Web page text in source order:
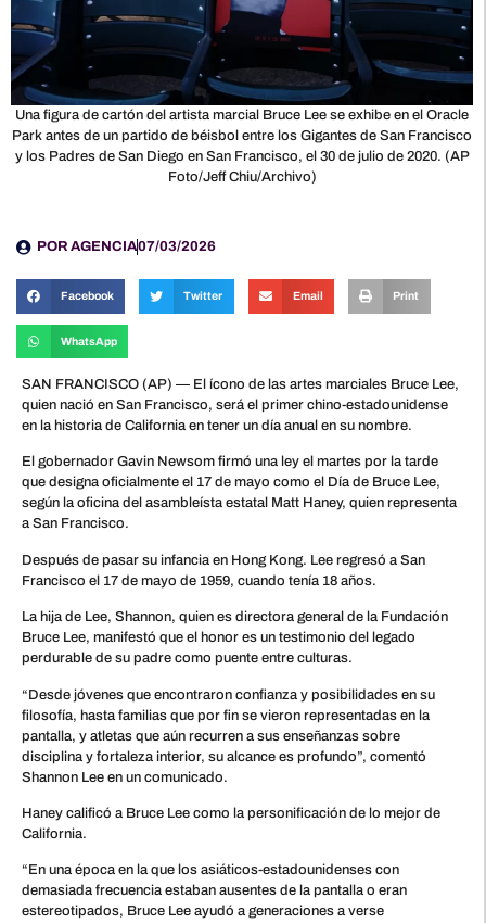
Una figura de cartón del artista marcial Bruce Lee se exhibe en el Oracle
Park antes de un partido de béisbol entre los Gigantes de San Francisco
y los Padres de San Diego en San Francisco, el 30 de julio de 2020. (AP
Foto/Jeff Chiu/Archivo)
POR AGENCIA07/03/2026
Facebook Twitter Email Print
WhatsApp
SAN FRANCISCO (AP) — El ícono de las artes marciales Bruce Lee,
quien nació en San Francisco, será el primer chino-estadounidense
en la historia de California en tener un día anual en su nombre.
El gobernador Gavin Newsom firmó una ley el martes por la tarde
que designa oficialmente el 17 de mayo como el Día de Bruce Lee,
según la oficina del asambleísta estatal Matt Haney, quien representa
a San Francisco.
Después de pasar su infancia en Hong Kong. Lee regresó a San
Francisco el 17 de mayo de 1959, cuando tenía 18 años.
La hija de Lee, Shannon, quien es directora general de la Fundación
Bruce Lee, manifestó que el honor es un testimonio del legado
perdurable de su padre como puente entre culturas.
“Desde jóvenes que encontraron confianza y posibilidades en su
filosofía, hasta familias que por fin se vieron representadas en la
pantalla, y atletas que aún recurren a sus enseñanzas sobre
disciplina y fortaleza interior, su alcance es profundo”, comentó
Shannon Lee en un comunicado.
Haney calificó a Bruce Lee como la personificación de lo mejor de
California.
“En una época en la que los asiáticos-estadounidenses con
demasiada frecuencia estaban ausentes de la pantalla o eran
estereotipados, Bruce Lee ayudó a generaciones a verse